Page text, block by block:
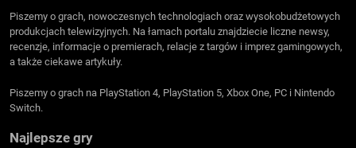
Piszemy o grach, nowoczesnych technologiach oraz wysokobudżetowych
produkcjach telewizyjnych. Na łamach portalu znajdziecie liczne newsy,
recenzje, informacje o premierach, relacje z targów i imprez gamingowych,
a także ciekawe artykuły.
Piszemy o grach na PlayStation 4, PlayStation 5, Xbox One, PC i Nintendo
Switch.
Najlepsze gry